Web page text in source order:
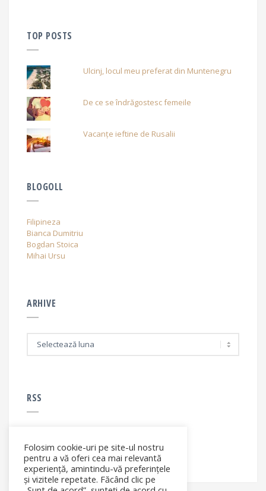
TOP POSTS
Ulcinj, locul meu preferat din Muntenegru
De ce se îndrăgostesc femeile
Vacanțe ieftine de Rusalii
BLOGOLL
Filipineza
Bianca Dumitriu
Bogdan Stoica
Mihai Ursu
ARHIVE
RSS
RSS - articole
Folosim cookie-uri pe site-ul nostru
pentru a vă oferi cea mai relevantă
experiență, amintindu-vă preferințele
și vizitele repetate. Făcând clic pe